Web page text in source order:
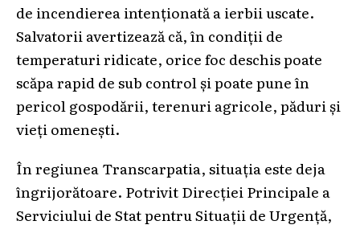
de incendierea intenționată a ierbii uscate.
Salvatorii avertizează că, în condiții de
temperaturi ridicate, orice foc deschis poate
scăpa rapid de sub control și poate pune în
pericol gospodării, terenuri agricole, păduri și
vieți omenești.
În regiunea Transcarpatia, situația este deja
îngrijorătoare. Potrivit Direcției Principale a
Serviciului de Stat pentru Situații de Urgență,